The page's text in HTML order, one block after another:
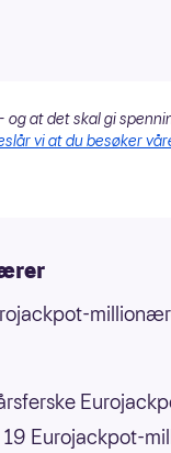
og at det skal gi
vi at du besøker
Eurojackpot-